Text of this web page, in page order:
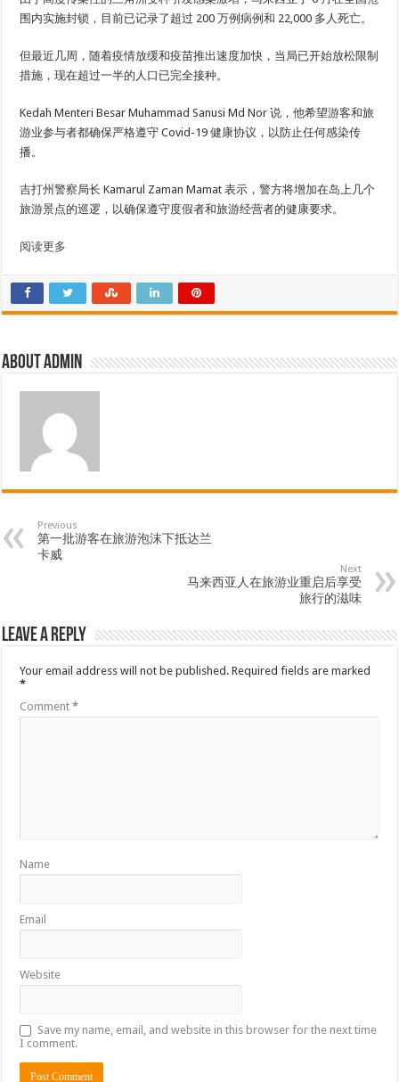
围内实施封锁，目前已记录了超过 200 万例病例和 22,000 多人死亡。
但最近几周，随着疫情放缓和疫苗推出速度加快，当局已开始放松限制
措施，现在超过一半的人口已完全接种。
Kedah Menteri Besar Muhammad Sanusi Md Nor 说，他希望游客和旅
游业参与者都确保严格遵守 Covid-19 健康协议，以防止任何感染传
播。
吉打州警察局长 Kamarul Zaman Mamat 表示，警方将增加在岛上几个
旅游景点的巡逻，以确保遵守度假者和旅游经营者的健康要求。
阅读更多
About admin
Previous
第一批游客在旅游泡沫下抵达兰
卡威
Next
马来西亚人在旅游业重启后享受
旅行的滋味
Leave a Reply
Your email address will not be published. Required fields are marked
*
Comment*
Name
Email
Website
Save my name, email, and website in this browser for the next time
I comment.